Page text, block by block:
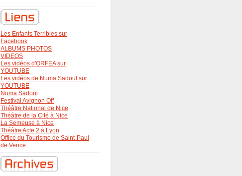
Les Enfants Terribles sur
Facebook
ALBUMS PHOTOS
VIDEOS
Les vidéos d'ORFEA sur
YOUTUBE
Les vidéos de Numa Sadoul sur
YOUTUBE
Numa Sadoul
Festival Avignon Off
Théâtre National de Nice
Théâtre de la Cité à Nice
La Semeuse à Nice
Théâtre Acte 2 à Lyon
Office du Tourisme de Saint-Paul
de Vence